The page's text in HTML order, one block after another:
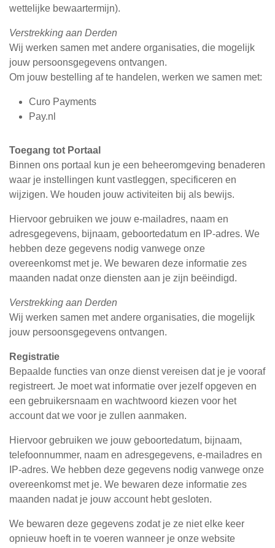
wettelijke bewaartermijn).
Verstrekking aan Derden
Wij werken samen met andere organisaties, die mogelijk
jouw persoonsgegevens ontvangen.
Om jouw bestelling af te handelen, werken we samen met:
Curo Payments
Pay.nl
Toegang tot Portaal
Binnen ons portaal kun je een beheeromgeving benaderen
waar je instellingen kunt vastleggen, specificeren en
wijzigen. We houden jouw activiteiten bij als bewijs.
Hiervoor gebruiken we jouw e-mailadres, naam en
adresgegevens, bijnaam, geboortedatum en IP-adres. We
hebben deze gegevens nodig vanwege onze
overeenkomst met je. We bewaren deze informatie zes
maanden nadat onze diensten aan je zijn beëindigd.
Verstrekking aan Derden
Wij werken samen met andere organisaties, die mogelijk
jouw persoonsgegevens ontvangen.
Registratie
Bepaalde functies van onze dienst vereisen dat je je vooraf
registreert. Je moet wat informatie over jezelf opgeven en
een gebruikersnaam en wachtwoord kiezen voor het
account dat we voor je zullen aanmaken.
Hiervoor gebruiken we jouw geboortedatum, bijnaam,
telefoonnummer, naam en adresgegevens, e-mailadres en
IP-adres. We hebben deze gegevens nodig vanwege onze
overeenkomst met je. We bewaren deze informatie zes
maanden nadat je jouw account hebt gesloten.
We bewaren deze gegevens zodat je ze niet elke keer
opnieuw hoeft in te voeren wanneer je onze website